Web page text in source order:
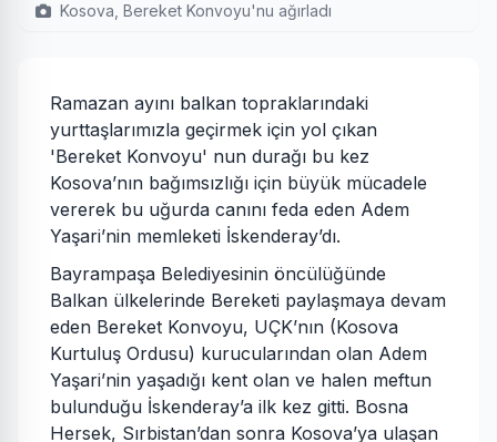
Kosova, Bereket Konvoyu'nu ağırladı
Ramazan ayını balkan topraklarındaki
yurttaşlarımızla geçirmek için yol çıkan
'Bereket Konvoyu' nun durağı bu kez
Kosova’nın bağımsızlığı için büyük mücadele
vererek bu uğurda canını feda eden Adem
Yaşari’nin memleketi İskenderay’dı.
Bayrampaşa Belediyesinin öncülüğünde
Balkan ülkelerinde Bereketi paylaşmaya devam
eden Bereket Konvoyu, UÇK’nın (Kosova
Kurtuluş Ordusu) kurucularından olan Adem
Yaşari’nin yaşadığı kent olan ve halen meftun
bulunduğu İskenderay’a ilk kez gitti. Bosna
Hersek, Sırbistan’dan sonra Kosova’ya ulaşan